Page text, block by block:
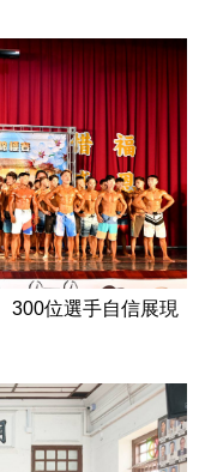
位選手自信展現